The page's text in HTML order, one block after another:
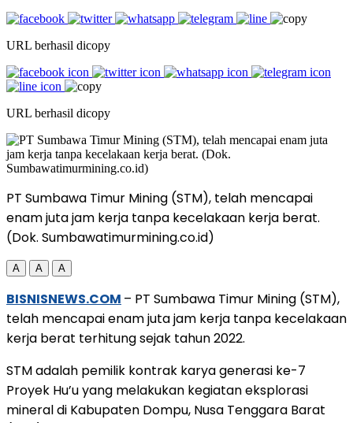
URL berhasil dicopy
URL berhasil dicopy
PT Sumbawa Timur Mining (STM), telah mencapai
enam juta jam kerja tanpa kecelakaan kerja berat.
(Dok. Sumbawatimurmining.co.id)
A A A
BISNISNEWS.COM – PT Sumbawa Timur Mining (STM),
telah mencapai enam juta jam kerja tanpa kecelakaan
kerja berat terhitung sejak tahun 2022.
STM adalah pemilik kontrak karya generasi ke-7
Proyek Hu’u yang melakukan kegiatan eksplorasi
mineral di Kabupaten Dompu, Nusa Tenggara Barat